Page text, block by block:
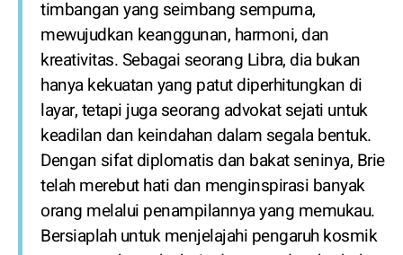
timbangan yang seimbang sempurna,
mewujudkan keanggunan, harmoni, dan
kreativitas. Sebagai seorang Libra, dia bukan
hanya kekuatan yang patut diperhitungkan di
layar, tetapi juga seorang advokat sejati untuk
keadilan dan keindahan dalam segala bentuk.
Dengan sifat diplomatis dan bakat seninya, Brie
telah merebut hati dan menginspirasi banyak
orang melalui penampilannya yang memukau.
Bersiaplah untuk menjelajahi pengaruh kosmik